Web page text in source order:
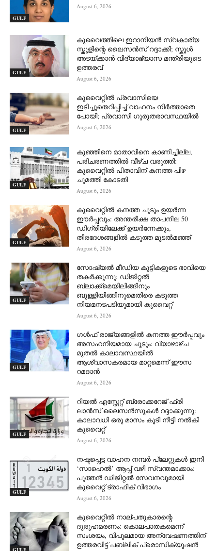
GULF
August 6, 2026
GULF
കുവൈത്തിലെ ഇറാനിയൻ സ്വകാര്യ
സ്കൂളിന്റെ ലൈസൻസ് റദ്ദാക്കി; സ്കൂൾ
അടയ്ക്കാൻ വിദ്യാഭ്യാസ മന്ത്രിയുടെ
ഉത്തരവ്
August 6, 2026
GULF
കുവൈറ്റിൽ പ്രവാസിയെ
ഇടിച്ചുതെറിപ്പിച്ച് വാഹനം നിർത്താതെ
പോയി; പ്രവാസി ഗുരുതരാവസ്ഥയിൽ
August 6, 2026
GULF
കുഞ്ഞിനെ മാതാവിനെ കാണിച്ചില്ല,
പരിചരണത്തിൽ വീഴ്ച വരുത്തി:
കുവൈറ്റിൽ പിതാവിന് കനത്ത പിഴ
ചുമത്തി കോടതി
August 6, 2026
GULF
കുവൈറ്റിൽ കനത്ത ചൂടും ഉയർന്ന
ഈർപ്പവും: അന്തരീക്ഷ താപനില 50
ഡിഗ്രിയിലേക്ക് ഉയർന്നേക്കും,
തീരദേശങ്ങളിൽ കടുത്ത മൂടൽമഞ്ഞ്
August 6, 2026
GULF
സോഷ്യൽ മീഡിയ കുട്ടികളുടെ ഭാവിയെ
തകർക്കുന്നു: ഡിജിറ്റൽ
ബ്ലാക്ക്‌മെയിലിങ്ങിനും
ബുള്ളിയിങ്ങിനുമെതിരെ കടുത്ത
നിയമനടപടിയുമായി കുവൈറ്റ്
August 6, 2026
GULF
ഗൾഫ് രാജ്യങ്ങളിൽ കനത്ത ഈർപ്പവും
അസഹനീയമായ ചൂടും: വ്യാഴാഴ്ച
മുതൽ കാലാവസ്ഥയിൽ
ആശ്വാസകരമായ മാറ്റമെന്ന് ഈസ
റമദാൻ
August 6, 2026
GULF
റിയൽ എസ്റ്റേറ്റ് ബ്രോക്കറേജ് ഫ്രീ
ലാൻസ് ലൈസൻസുകൾ റദ്ദാക്കുന്നു:
കാലാവധി ഒരു മാസം കൂടി നീട്ടി നൽകി
കുവൈറ്റ്
August 6, 2026
GULF
നഷ്ടപ്പെട്ട വാഹന നമ്പർ പ്ലേറ്റുകൾ ഇനി
‘സാഹെൽ’ ആപ്പ് വഴി സ്വന്തമാക്കാം:
പുത്തൻ ഡിജിറ്റൽ സേവനവുമായി
കുവൈറ്റ് ട്രാഫിക് വിഭാഗം
August 6, 2026
GULF
കുവൈറ്റിൽ നാല്പതുകാരന്റെ
ദുരൂഹമരണം: കൊലപാതകമെന്ന്
സംശയം, വിപുലമായ അന്വേഷണത്തിന്
ഉത്തരവിട്ട് പബ്ലിക് പ്രൊസിക്യൂഷൻ